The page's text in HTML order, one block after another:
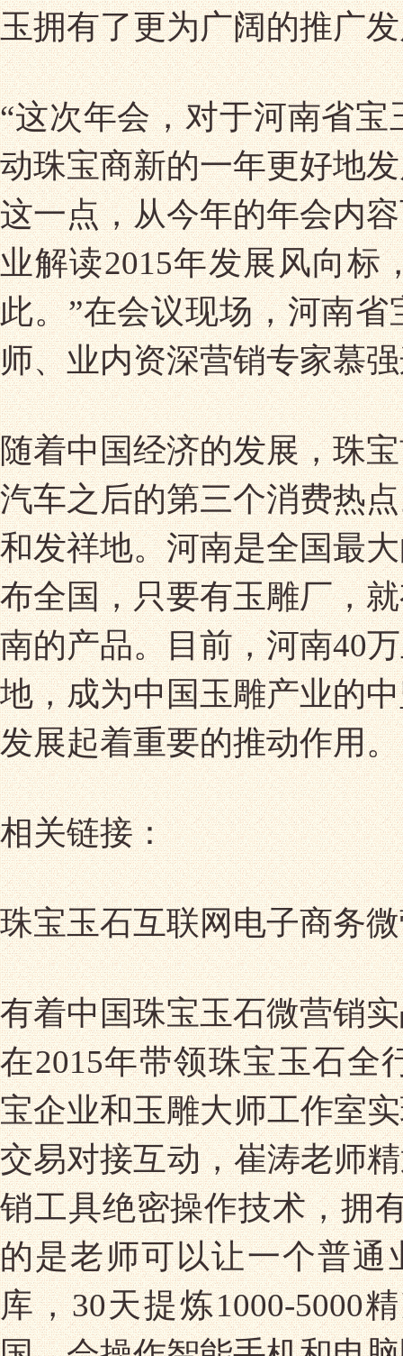
玉拥有了更为广阔的推广
“这次年会，对于河南省
动珠宝商新的一年更好地
这一点，从今年的年会内
业解读2015年发展风向标
此。”在会议现场，河南
师、业内资深营销专家慕
随着中国经济的发展，珠
汽车之后的第三个消费热
和发祥地。河南是全国最
布全国，只要有玉雕厂，
南的产品。目前，河南40
地，成为中国玉雕产业的
发展起着重要的推动作用。
相关链接：
珠宝玉石互联网电子商务
有着中国珠宝玉石微营销
在2015年带领珠宝玉石全
宝企业和玉雕大师工作室
交易对接互动，崔涛老师
销工具绝密操作技术，拥
的是老师可以让一个普
库，30天提炼1000-5000